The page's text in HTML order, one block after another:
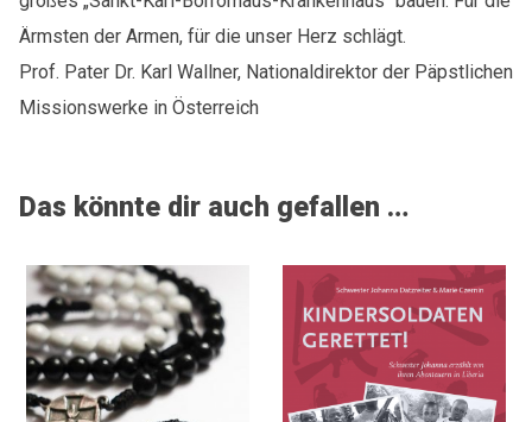
Ärmsten der Armen, für die unser Herz schlägt.
Prof. Pater Dr. Karl Wallner, Nationaldirektor der Päpstlichen
Missionswerke in Österreich
Das könnte dir auch gefallen …